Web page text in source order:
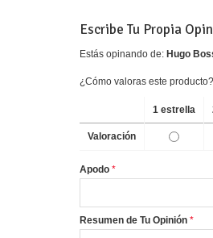
Escribe Tu Propia
Estás opinando de: Hugo
¿Cómo valoras este
1 estrella
Valoración
Apodo
Resumen de Tu Opinión